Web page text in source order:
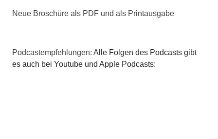
Neue Broschüre als PDF und als Printausgabe
Podcastempfehlungen: Alle Folgen des Podcasts gibt
es auch bei Youtube und Apple Podcasts: